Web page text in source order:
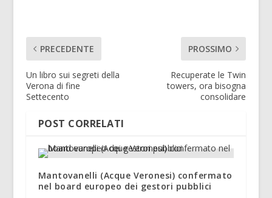
PRECEDENTE
Un libro sui segreti della
Verona di fine
Settecento
PROSSIMO
Recuperate le Twin
towers, ora bisogna
consolidare
POST CORRELATI
Mantovanelli (Acque Veronesi) confermato
nel board europeo dei gestori pubblici